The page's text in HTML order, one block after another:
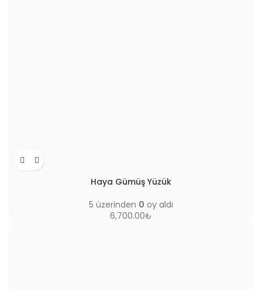
Haya Gümüş Yüzük
5 üzerinden 0 oy aldı
6,700.00₺